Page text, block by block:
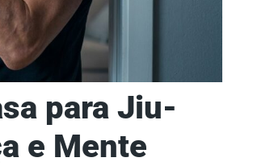
para Jiu-
e Mente